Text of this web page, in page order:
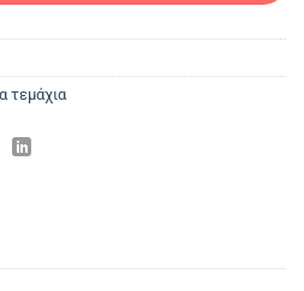
τεμάχια